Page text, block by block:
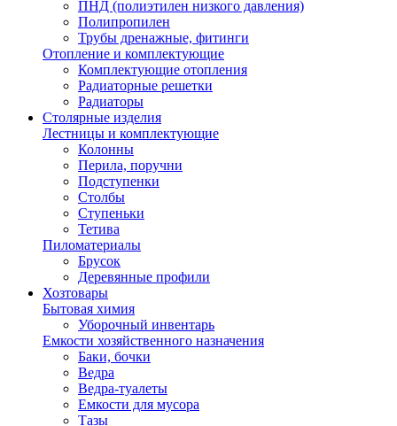
ПНД (полиэтилен низкого давления)
Полипропилен
Трубы дренажные, фитинги
Отопление и комплектующие
Комплектующие отопления
Радиаторные решетки
Радиаторы
Столярные изделия
Лестницы и комплектующие
Колонны
Перила, поручни
Подступенки
Столбы
Ступеньки
Тетива
Пиломатериалы
Брусок
Деревянные профили
Хозтовары
Бытовая химия
Уборочный инвентарь
Емкости хозяйственного назначения
Баки, бочки
Ведра
Ведра-туалеты
Емкости для мусора
Тазы